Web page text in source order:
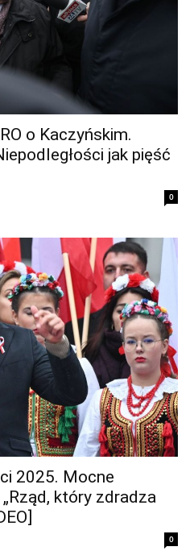
o Kaczyńskim.
jak pięść
0
2025. Mocne
który zdradza
0